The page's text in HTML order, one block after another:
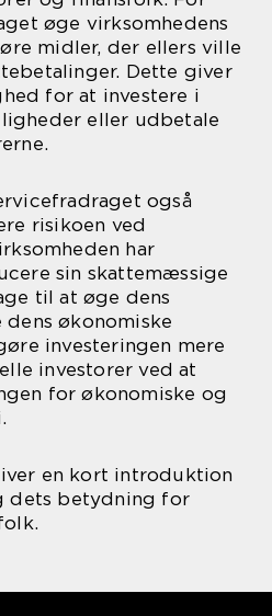
øge virksomhedens
midler, der ellers ville
Dette giver
for at investere i
eller udbetale
også
risikoen ved
har
sin skattemæssige
til at øge dens
økonomiske
investeringen mere
investorer ved at
for økonomiske og
en kort introduktion
dets betydning for